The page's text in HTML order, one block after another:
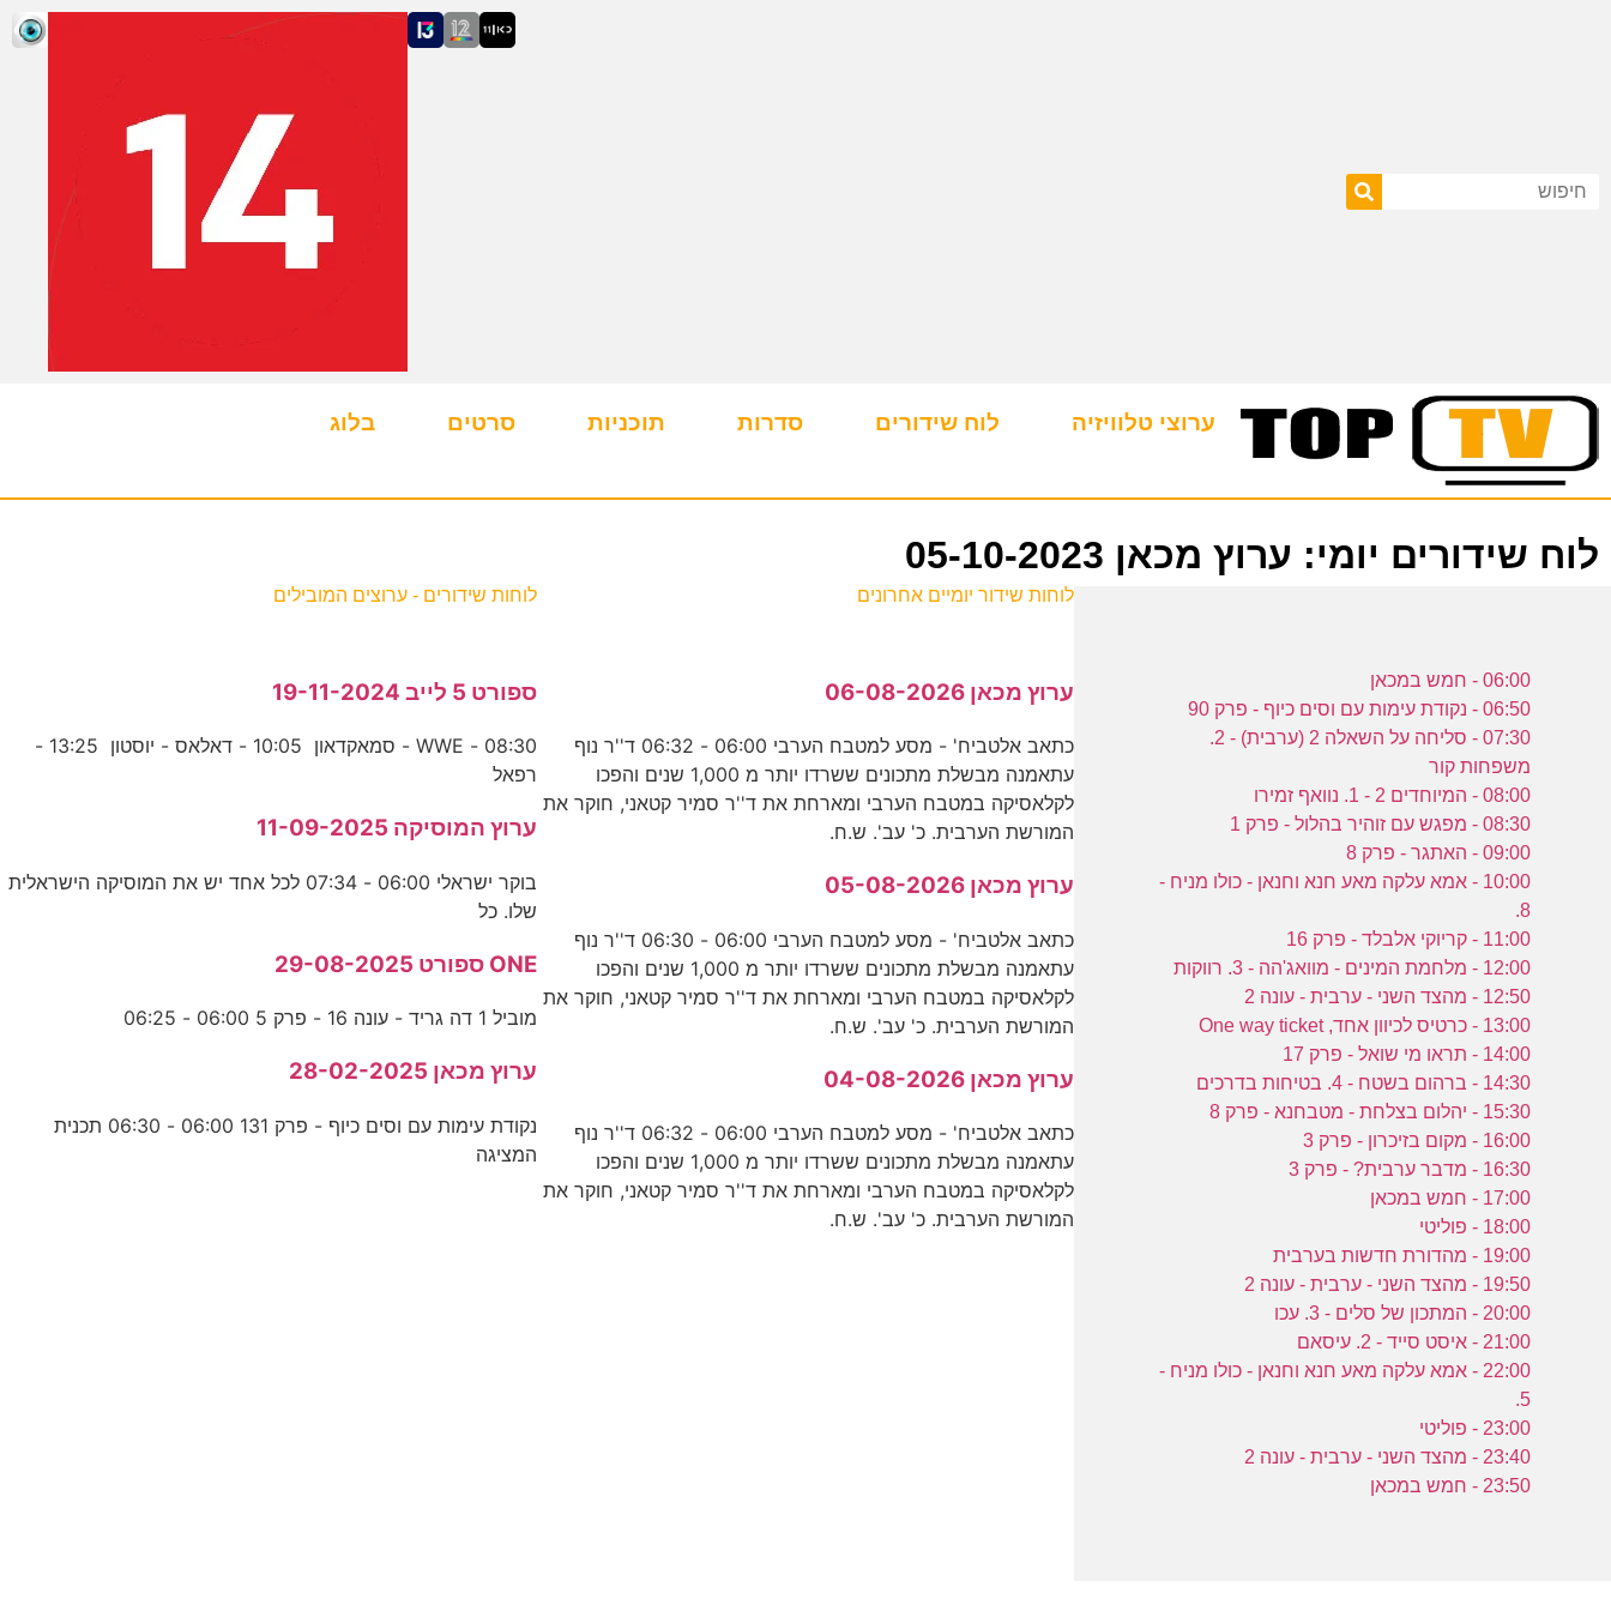
ערוצי טלוויזיה לוח שידורים סדרות תוכניות סרטים בלוג
לוח שידורים יומי: ערוץ מכאן 05-10-2023
06:00 - חמש במכאן
06:50 - נקודת עימות עם וסים כיוף - פרק 90
07:30 - סליחה על השאלה 2 (ערבית) - 2.
משפחות קור
08:00 - המיוחדים 2 - 1. נוואף זמירו
08:30 - מפגש עם זוהיר בהלול - פרק 1
09:00 - האתגר - פרק 8
10:00 - אמא עלקה מאע חנא וחנאן - כולו מניח -
8.
11:00 - קריוקי אלבלד - פרק 16
12:00 - מלחמת המינים - מוואג'הה - 3. רווקות
12:50 - מהצד השני - ערבית - עונה 2
13:00 - כרטיס לכיוון אחד, One way ticket
14:00 - תראו מי שואל - פרק 17
14:30 - ברהום בשטח - 4. בטיחות בדרכים
15:30 - יהלום בצלחת - מטבחנא - פרק 8
16:00 - מקום בזיכרון - פרק 3
16:30 - מדבר ערבית? - פרק 3
17:00 - חמש במכאן
18:00 - פוליטי
19:00 - מהדורת חדשות בערבית
19:50 - מהצד השני - ערבית - עונה 2
20:00 - המתכון של סלים - 3. עכו
21:00 - איסט סייד - 2. עיסאם
22:00 - אמא עלקה מאע חנא וחנאן - כולו מניח -
5.
23:00 - פוליטי
23:40 - מהצד השני - ערבית - עונה 2
23:50 - חמש במכאן
לוחות שידור יומיים אחרונים
ערוץ מכאן 06-08-2026
כתאב אלטביח' - מסע למטבח הערבי 06:00 - 06:32 ד''ר נוף
עתאמנה מבשלת מתכונים ששרדו יותר מ 1,000 שנים והפכו
לקלאסיקה במטבח הערבי ומארחת את ד''ר סמיר קטאני, חוקר את
המורשת הערבית. כ' עב'. ש.ח.
ערוץ מכאן 05-08-2026
כתאב אלטביח' - מסע למטבח הערבי 06:00 - 06:30 ד''ר נוף
עתאמנה מבשלת מתכונים ששרדו יותר מ 1,000 שנים והפכו
לקלאסיקה במטבח הערבי ומארחת את ד''ר סמיר קטאני, חוקר את
המורשת הערבית. כ' עב'. ש.ח.
ערוץ מכאן 04-08-2026
כתאב אלטביח' - מסע למטבח הערבי 06:00 - 06:32 ד''ר נוף
עתאמנה מבשלת מתכונים ששרדו יותר מ 1,000 שנים והפכו
לקלאסיקה במטבח הערבי ומארחת את ד''ר סמיר קטאני, חוקר את
המורשת הערבית. כ' עב'. ש.ח.
לוחות שידורים - ערוצים המובילים
ספורט 5 לייב 19-11-2024
08:30 - WWE - סמאקדאון 10:05 - דאלאס - יוסטון 13:25 -
רפאל
ערוץ המוסיקה 11-09-2025
בוקר ישראלי 06:00 - 07:34 לכל אחד יש את המוסיקה הישראלית
שלו. כל
ONE ספורט 29-08-2025
מוביל 1 דה גריד - עונה 16 - פרק 5 06:00 - 06:25
ערוץ מכאן 28-02-2025
נקודת עימות עם וסים כיוף - פרק 131 06:00 - 06:30 תכנית
המציגה